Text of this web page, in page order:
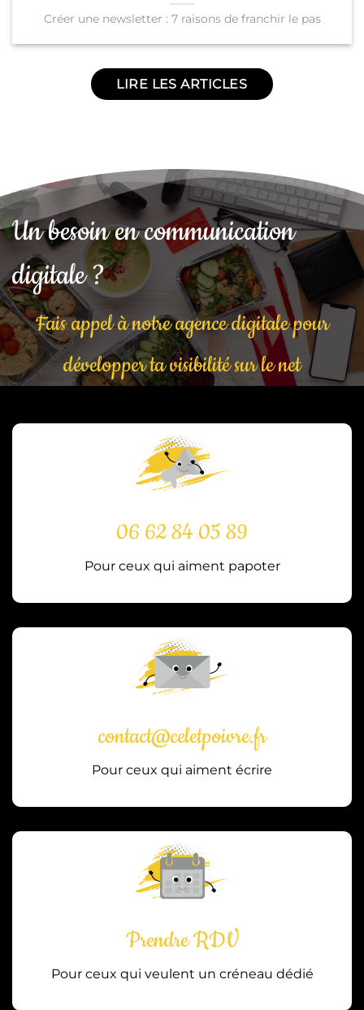
Créer une newsletter : 7 raisons de franchir le pas
LIRE LES ARTICLES
Un besoin en communication
digitale ?
Fais appel à notre agence digitale pour
développer ta visibilité sur le net
06 62 84 05 89
Pour ceux qui aiment papoter
contact@celetpoivre.fr
Pour ceux qui aiment écrire
Prendre RDV
Pour ceux qui veulent un créneau dédié